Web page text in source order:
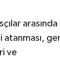
arasında
ve